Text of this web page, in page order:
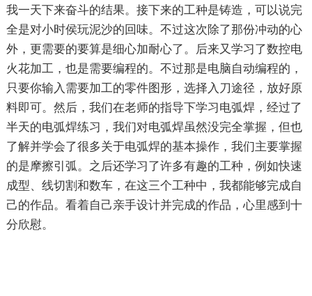
我一天下来奋斗的结果。接下来的工种是铸造，可以说完
全是对小时侯玩泥沙的回味。不过这次除了那份冲动的心
外，更需要的要算是细心加耐心了。后来又学习了数控电
火花加工，也是需要编程的。不过那是电脑自动编程的，
只要你输入需要加工的零件图形，选择入刀途径，放好原
料即可。然后，我们在老师的指导下学习电弧焊，经过了
半天的电弧焊练习，我们对电弧焊虽然没完全掌握，但也
了解并学会了很多关于电弧焊的基本操作，我们主要掌握
的是摩擦引弧。之后还学习了许多有趣的工种，例如快速
成型、线切割和数车，在这三个工种中，我都能够完成自
己的作品。看着自己亲手设计并完成的作品，心里感到十
分欣慰。